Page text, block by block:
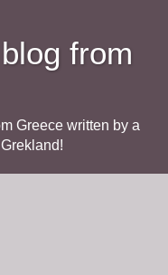
from
Greece written by a